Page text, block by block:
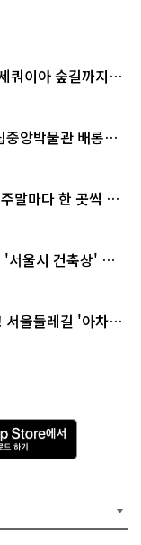
쿼이아 숲길까지…
앙박물관 배롱나
말마다 한 곳씩 떠
'서울시 건축상' 수
서울둘레길 '아차산
A
p
p
e